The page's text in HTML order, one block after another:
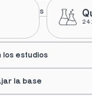
los estudios
la base